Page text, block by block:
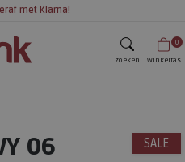
met Klarna!
zoeken
0
Winkeltas
SALE
06